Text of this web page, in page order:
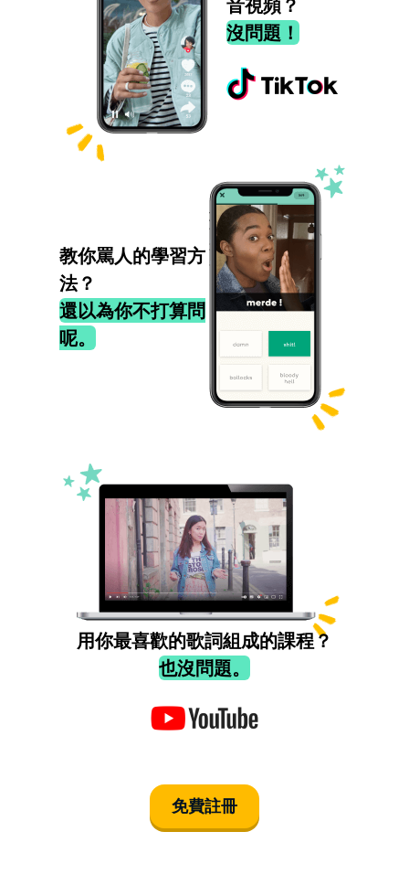
音視頻？
沒問題！
教你罵人的學習方
法？
還以為你不打算問
呢。
用你最喜歡的歌詞組成的課程？
也沒問題。
免費註冊